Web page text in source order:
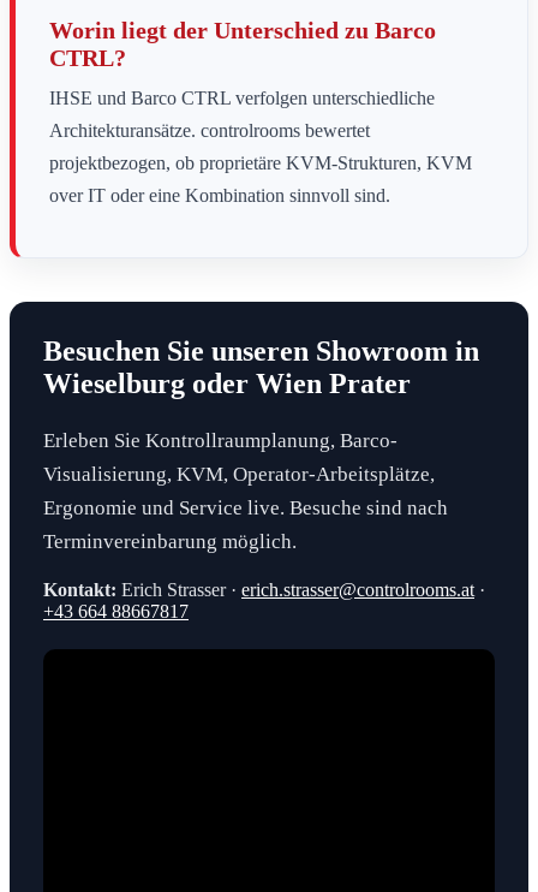
Worin liegt der Unterschied zu Barco
CTRL?
IHSE und Barco CTRL verfolgen unterschiedliche
Architekturansätze. controlrooms bewertet
projektbezogen, ob proprietäre KVM-Strukturen, KVM
over IT oder eine Kombination sinnvoll sind.
Besuchen Sie unseren Showroom in
Wieselburg oder Wien Prater
Erleben Sie Kontrollraumplanung, Barco-
Visualisierung, KVM, Operator-Arbeitsplätze,
Ergonomie und Service live. Besuche sind nach
Terminvereinbarung möglich.
Kontakt: Erich Strasser · erich.strasser@controlrooms.at ·
+43 664 88667817